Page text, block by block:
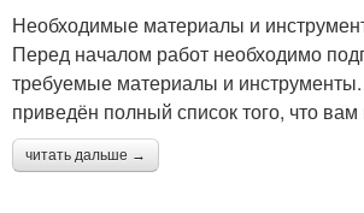
Необходимые материалы и
Перед началом работ необходимо
требуемые материалы и
приведён полный список того, что
читать дальше →